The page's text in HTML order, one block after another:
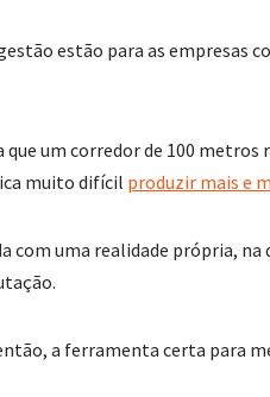
estão para as empresas
que um corredor de 100
muito difícil produzir mais e
com uma realidade própria,
a ferramenta certa para